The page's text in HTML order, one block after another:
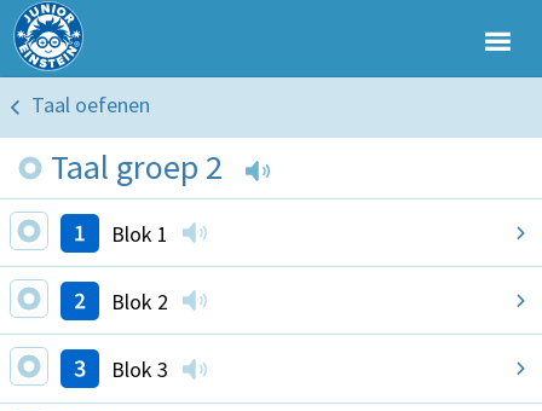
Taal oefenen
Taal groep 2
Blok 1
Blok 2
Blok 3